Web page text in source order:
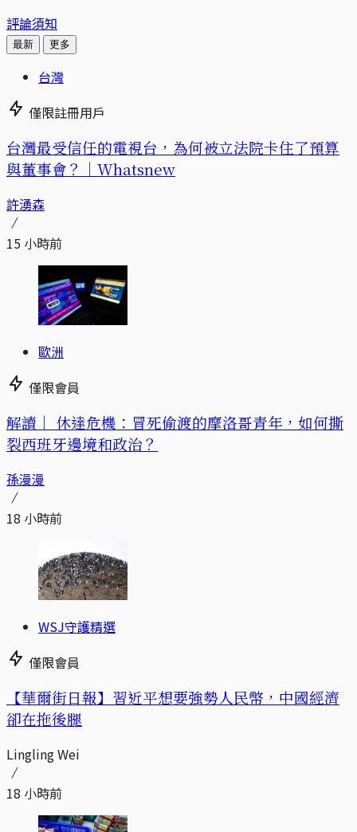
評論須知
最新 更多
台灣
僅限註冊用戶
台灣最受信任的電視台，為何被立法院卡住了預算
與董事會？｜Whatsnew
許湧森
15 小時前
歐洲
僅限會員
解讀｜ 休達危機：冒死偷渡的摩洛哥青年，如何撕
裂西班牙邊境和政治？
孫漫漫
18 小時前
WSJ守護精選
僅限會員
【華爾街日報】習近平想要強勢人民幣，中國經濟
卻在拖後腿
Lingling Wei
18 小時前